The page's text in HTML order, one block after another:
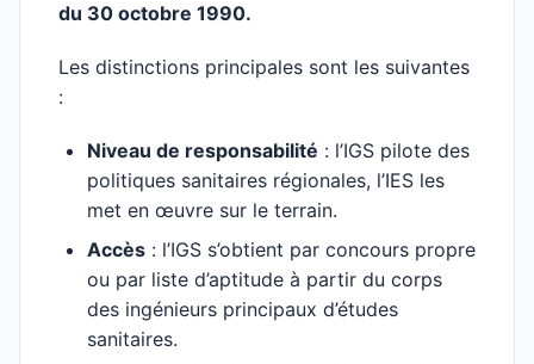
du 30 octobre 1990.
Les distinctions principales sont les suivantes
:
Niveau de responsabilité : l’IGS pilote des
politiques sanitaires régionales, l’IES les
met en œuvre sur le terrain.
Accès : l’IGS s’obtient par concours propre
ou par liste d’aptitude à partir du corps
des ingénieurs principaux d’études
sanitaires.